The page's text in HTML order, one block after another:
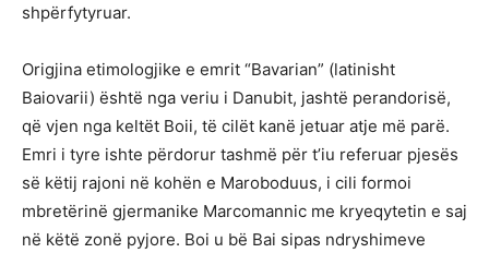
shpërfytyruar.
Origjina etimologjike e emrit “Bavarian” (latinisht
Baiovarii) është nga veriu i Danubit, jashtë perandorisë,
që vjen nga keltët Boii, të cilët kanë jetuar atje më parë.
Emri i tyre ishte përdorur tashmë për t’iu referuar pjesës
së këtij rajoni në kohën e Maroboduus, i cili formoi
mbretërinë gjermanike Marcomannic me kryeqytetin e saj
në këtë zonë pyjore. Boi u bë Bai sipas ndryshimeve